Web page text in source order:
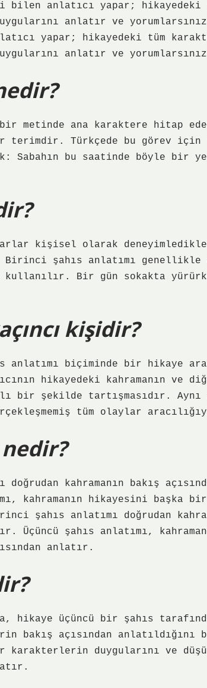
bilen anlatıcı yapar; hikayedeki
anlatır ve
yapar; hikayedeki tüm
anlatır ve
metinde ana karaktere hitap
terimdir. Türkçede bu görev için
bu saatinde böyle bir
kişisel olarak
şahıs anlatımı genellikle
Bir gün sokakta
kişidir?
anlatımı biçiminde bir hikaye
hikayedeki kahramanın ve
bir şekilde tartışmasıdır. Aynı
tüm olaylar
nedir?
kahramanın bakış
kahramanın hikayesini başka
şahıs anlatımı doğrudan
Üçüncü şahıs anlatımı,
anlatır.
hikaye üçüncü bir şahıs
bakış açısından
karakterlerin duygularını ve